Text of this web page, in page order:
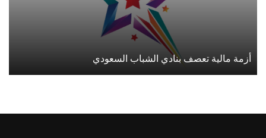
أزمة مالية تعصف بنادي الشباب السعودي